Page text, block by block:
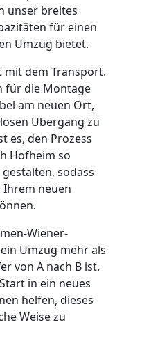
unser breites
für einen
Umzug bietet.
mit dem Transport.
für die Montage
am neuen Ort,
Übergang zu
es, den Prozess
Hofheim so
sodass
Ihrem neuen
Wiener-
Umzug mehr als
von A nach B ist.
in ein neues
helfen, dieses
Weise zu